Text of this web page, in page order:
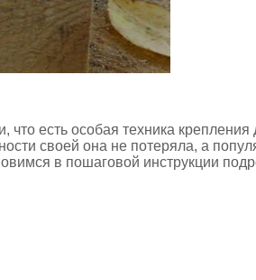
есть особая техника
своей она не потеряла, а
в пошаговой инструкции